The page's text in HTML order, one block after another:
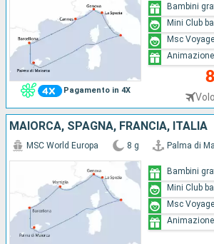
Pagamento in 4X
Bambini
Mini Club
Msc
MAIORCA, SPAGNA, FRANCIA, ITALIA
MSC World Europa 8 g Palma di
Bambini
Mini Club
Msc